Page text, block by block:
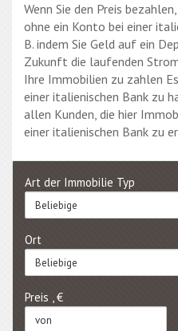
Wenn Sie den Preis
ohne ein Konto bei einer
B. indem Sie Geld auf ein
Zukunft die laufenden
Ihre Immobilien zu zahlen
einer italienischen Bank zu
allen Kunden, die hier
einer italienischen Bank zu
Art der Immobilie Typ
Beliebige
Ort
Beliebige
Preis , €